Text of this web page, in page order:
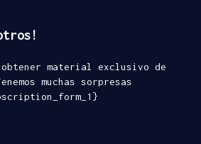
material exclusivo de
muchas sorpresas